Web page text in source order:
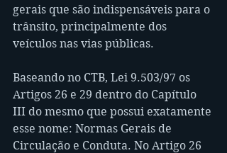
gerais que são indispensáveis para o
trânsito, principalmente dos
veículos nas vias públicas.
Baseando no CTB, Lei 9.503/97 os
Artigos 26 e 29 dentro do Capítulo
III do mesmo que possui exatamente
esse nome: Normas Gerais de
Circulação e Conduta. No Artigo 26